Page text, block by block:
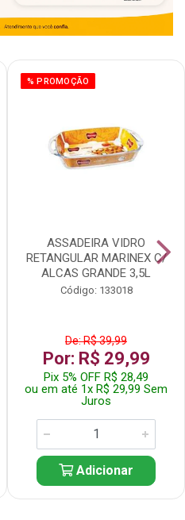
% PROMOÇÃO
ASSADEIRA VIDRO
RETANGULAR MARINEX C/
ALCAS GRANDE 3,5L
Código: 133018
De: R$ 39,99
Por: R$ 29,99
Pix 5% OFF R$ 28,49
ou em até 1x R$ 29,99 Sem
Juros
Adicionar